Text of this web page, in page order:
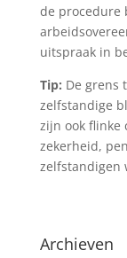
de procedure
uitspraak in
Tip: De grens
zelfstandige
zijn ook flinke
zekerheid,
zelfstandigen
Archieven